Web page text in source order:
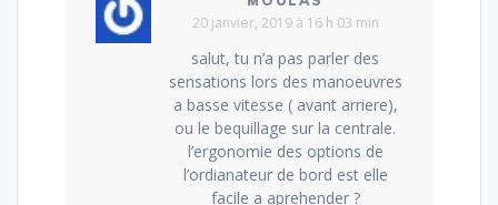
20 janvier, 2019 à 16 h 03 min
salut, tu n’a pas parler des
sensations lors des manoeuvres
a basse vitesse ( avant arriere),
ou le bequillage sur la centrale.
l’ergonomie des options de
l’ordianateur de bord est elle
facile a aprehender ?